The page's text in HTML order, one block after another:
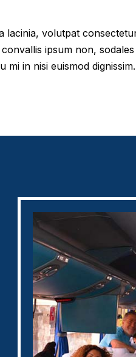
volutpat
ipsum non,
in nisi euismod